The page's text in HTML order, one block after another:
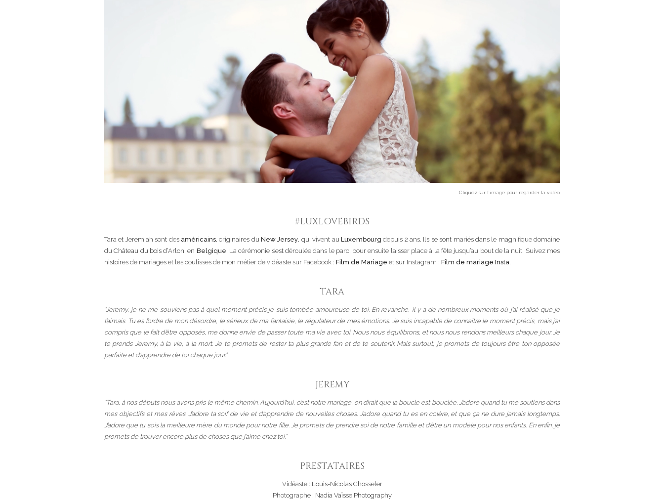
Cliquez sur l’image pour regarder la vidéo
#LUXLOVEBIRDS
Tara et Jeremiah sont des américains, originaires du New Jersey, qui vivent au Luxembourg depuis 2 ans. Ils se sont mariés dans le magnifique domaine
duChâteau du bois d’Arlon, en Belgique. La cérémonie s’est déroulée dans le parc, pour ensuite laisser place à la fête jusqu’au bout de la nuit. Suivez mes
histoires de mariages et les coulisses de mon métier de vidéaste sur Facebook : Film de Mariage et sur Instagram : Film de mariage Insta.
TARA
“Jeremy, je ne me souviens pas à quel moment précis je suis tombée amoureuse de toi. En revanche, il y a de nombreux moments où j’ai réalisé que je
t’aimais. Tu es l’ordre de mon désordre, le sérieux de ma fantaisie, le régulateur de mes émotions. Je suis incapable de connaître le moment précis, mais j’ai
compris que le fait d’être opposés, me donne envie de passer toute ma vie avec toi. Nous nous équilibrons, et nous nous rendons meilleurs chaque jour. Je
te prends Jeremy, à la vie, à la mort. Je te promets de rester ta plus grande fan et de te soutenir. Mais surtout, je promets de toujours être ton opposée
parfaite et d’apprendre de toi chaque jour.”
JEREMY
“Tara, à nos débuts nous avons pris le même chemin. Aujourd’hui, c’est notre mariage, on dirait que la boucle est bouclée. J’adore quand tu me soutiens dans
mes objectifs et mes rêves. J’adore ta soif de vie et d’apprendre de nouvelles choses. J’adore quand tu es en colère, et que ça ne dure jamais longtemps.
J’adore que tu sois la meilleure mère du monde pour notre fille. Je promets de prendre soi de notre famille et d’être un modèle pour nos enfants. En enfin, je
promets de trouver encore plus de choses que j’aime chez toi.”
PRESTATAIRES
Vidéaste : Louis-Nicolas Chosseler
Photographe : Nadia Vaïsse Photography